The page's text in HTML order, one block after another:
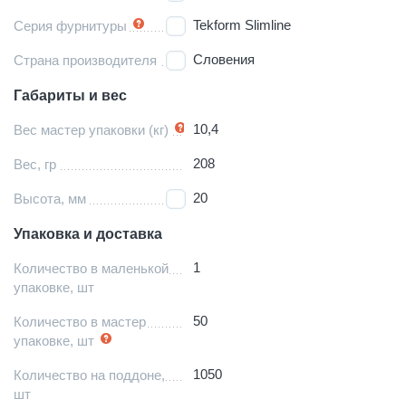
Серия фурнитуры Tekform Slimline
Страна производителя Словения
Габариты и вес
Вес мастер упаковки (кг) 10,4
Вес, гр 208
Высота, мм 20
Упаковка и доставка
Количество в маленькой
упаковке, шт
1
Количество в мастер
упаковке, шт
50
Количество на поддоне,
шт
1050